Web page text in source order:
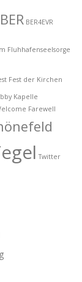
BER BER4EVR
Fluhhafenseelsorge
Fest der Kirchen
Kapelle
Farewell
Twitter